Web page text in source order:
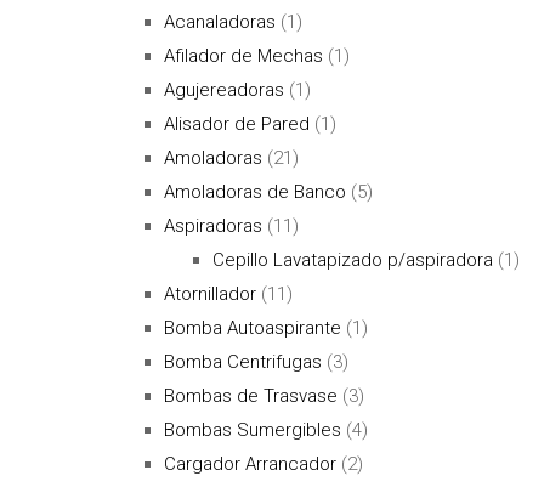
Acanaladoras (1)
Afilador de Mechas (1)
Agujereadoras (1)
Alisador de Pared (1)
Amoladoras (21)
Amoladoras de Banco (5)
Aspiradoras (11)
Cepillo Lavatapizado p/aspiradora (1)
Atornillador (11)
Bomba Autoaspirante (1)
Bomba Centrifugas (3)
Bombas de Trasvase (3)
Bombas Sumergibles (4)
Cargador Arrancador (2)